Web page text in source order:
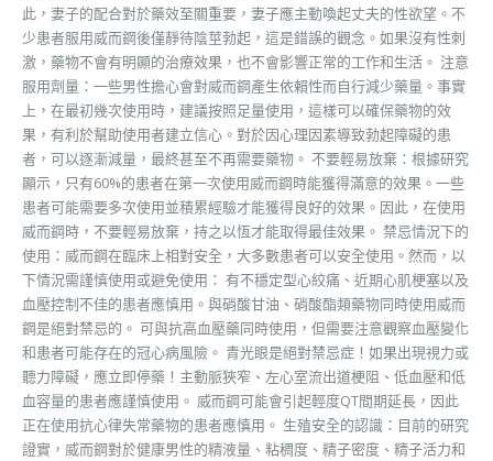
此，妻子的配合對於藥效至關重要，妻子應主動喚起丈夫的性欲望。不
少患者服用威而鋼後僅靜待陰莖勃起，這是錯誤的觀念。如果沒有性刺
激，藥物不會有明顯的治療效果，也不會影響正常的工作和生活。 注意
服用劑量：一些男性擔心會對威而鋼產生依賴性而自行減少藥量。事實
上，在最初幾次使用時，建議按照足量使用，這樣可以確保藥物的效
果，有利於幫助使用者建立信心。對於因心理因素導致勃起障礙的患
者，可以逐漸減量，最終甚至不再需要藥物。 不要輕易放棄：根據研究
顯示，只有60%的患者在第一次使用威而鋼時能獲得滿意的效果。一些
患者可能需要多次使用並積累經驗才能獲得良好的效果。因此，在使用
威而鋼時，不要輕易放棄，持之以恆才能取得最佳效果。 禁忌情況下的
使用：威而鋼在臨床上相對安全，大多數患者可以安全使用。然而，以
下情況需謹慎使用或避免使用： 有不穩定型心絞痛、近期心肌梗塞以及
血壓控制不佳的患者應慎用。與硝酸甘油、硝酸酯類藥物同時使用威而
鋼是絕對禁忌的。 可與抗高血壓藥同時使用，但需要注意觀察血壓變化
和患者可能存在的冠心病風險。 青光眼是絕對禁忌症！如果出現視力或
聽力障礙，應立即停藥！主動脈狹窄、左心室流出道梗阻、低血壓和低
血容量的患者應謹慎使用。 威而鋼可能會引起輕度QT間期延長，因此
正在使用抗心律失常藥物的患者應慎用。 生殖安全的認識：目前的研究
證實，威而鋼對於健康男性的精液量、粘稠度、精子密度、精子活力和